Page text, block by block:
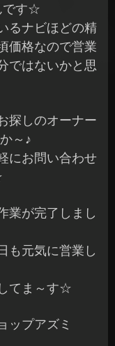
です☆
るナビほどの精
価格なので営業
ではないかと思
探しのオーナー
～♪
にお問い合わせ
業が完了しまし
も元気に営業し
てま～す☆
プアズミ